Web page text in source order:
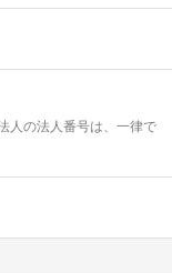
人の法人番号は、一律で